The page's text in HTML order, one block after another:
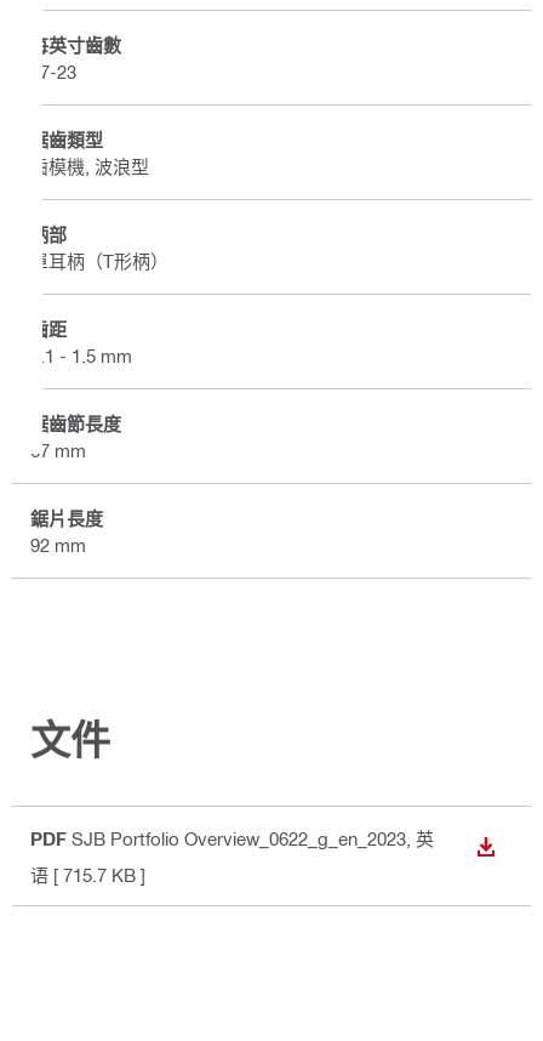
每英寸齒數
17-23
鋸齒類型
齒模機, 波浪型
柄部
單耳柄（T形柄）
齒距
1.1 - 1.5 mm
鋸齒節長度
67 mm
鋸片長度
92 mm
文件
PDF SJB Portfolio Overview_0622_g_en_2023 , 英
语 [ 715.7 KB ]
下載